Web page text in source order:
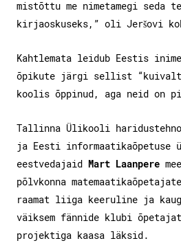
mistõttu me nimetamegi seda
kirjaoskuseks,” oli Jeršovi
Kahtlemata leidub Eestis
õpikute järgi sellist “kuivalt”
koolis õppinud, aga neid on
Tallinna Ülikooli
ja Eesti informaatikaõpetuse
eestvedajaid Mart Laanpere
põlvkonna
raamat liiga keeruline ja
väiksem fännide klubi
projektiga kaasa läksid.